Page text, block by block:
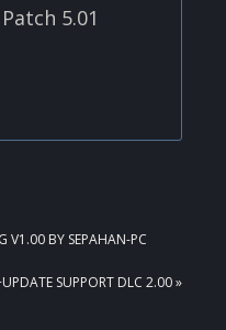
5.01
V1.00 BY SEPAHAN-PC
SUPPORT DLC 2.00 »